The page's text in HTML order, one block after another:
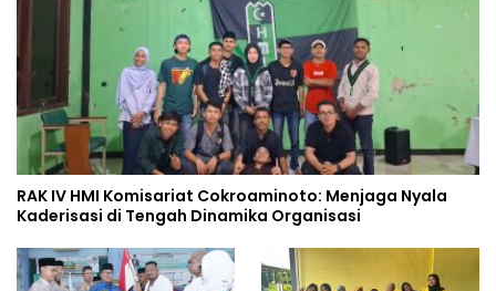
RAK IV HMI Komisariat Cokroaminoto: Menjaga Nyala
Kaderisasi di Tengah Dinamika Organisasi